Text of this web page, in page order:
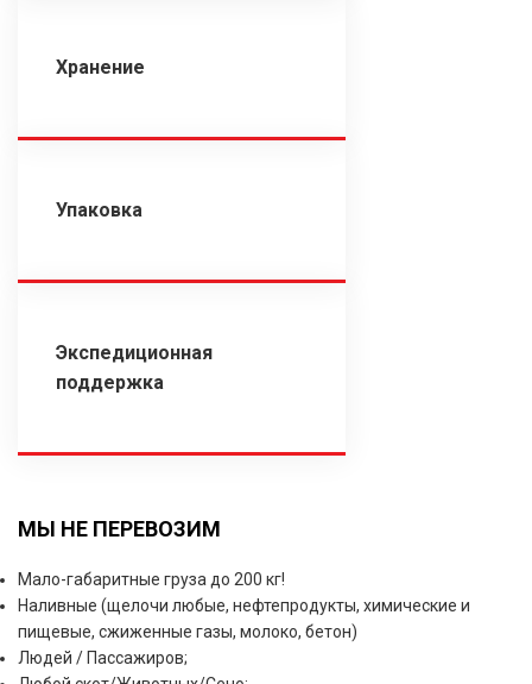
Хранение
Упаковка
Экспедиционная
поддержка
МЫ НЕ ПЕРЕВОЗИМ
Мало-габаритные груза до 200 кг!
Наливные (щелочи любые, нефтепродукты, химические и
пищевые, сжиженные газы, молоко, бетон)
Людей / Пассажиров;